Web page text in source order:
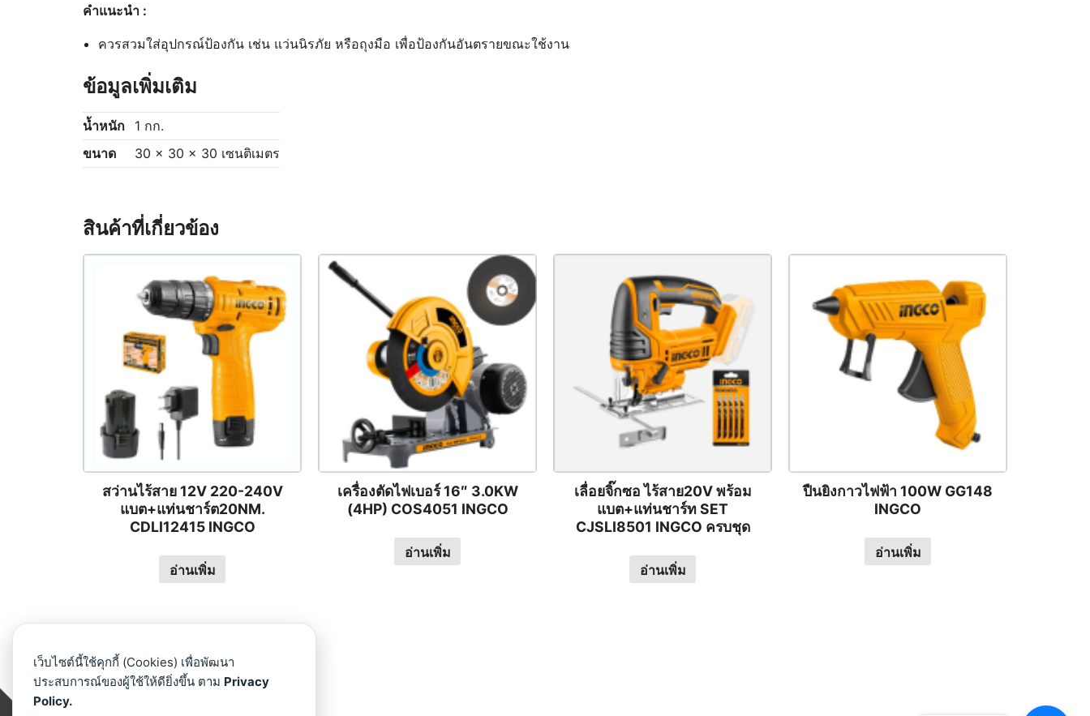
คำแนะนำ :
ควรสวมใส่อุปกรณ์ป้องกัน เช่น แว่นนิรภัย หรือถุงมือ เพื่อป้องกันอันตรายขณะใช้งาน
ข้อมูลเพิ่มเติม
น้ำหนัก
1 กก.
ขนาด
30 × 30 × 30 เซนติเมตร
สินค้าที่เกี่ยวข้อง
สว่านไร้สาย 12V 220-240V
แบต+แท่นชาร์ต20NM.
CDLI12415 INGCO
อ่านเพิ่ม
เครื่องตัดไฟเบอร์ 16″ 3.0KW
(4HP) COS4051 INGCO
อ่านเพิ่ม
เลื่อยจิ๊กซอ ไร้สาย20V พร้อม
แบต+แท่นชาร์ท SET
CJSLI8501 INGCO ครบชุด
อ่านเพิ่ม
ปืนยิงกาวไฟฟ้า 100W GG148
INGCO
อ่านเพิ่ม
Facebook Line
เว็บไซต์นี้ใช้คุกกี้ (Cookies) เพื่อพัฒนา
ประสบการณ์ของผู้ใช้ให้ดียิ่งขึ้น ตาม Privacy
Policy.